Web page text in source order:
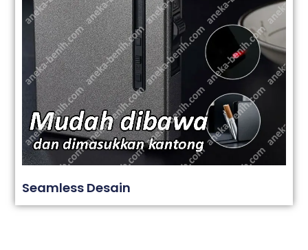
Seamless Desain